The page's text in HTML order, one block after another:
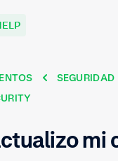
SEGURIDAD
mi